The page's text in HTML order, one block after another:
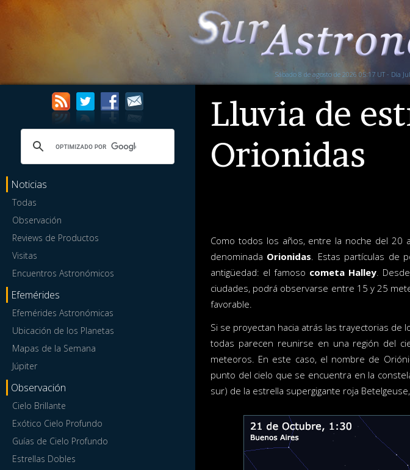
Sábado 8 de agosto de 2026 05:17 UT - Día
Noticias
Todas
Observación
Reviews de Productos
Visitas
Encuentros Astronómicos
Efemérides
Efemérides Astronómicas
Ubicación de los Planetas
Mapas de la Semana
Júpiter
Observación
Cielo Brillante
Exótico Cielo Profundo
Guías de Cielo Profundo
Estrellas Dobles
Lluvia de
Orionidas
Como todos los años, entre la noche del 20
denominada Orionidas. Estas partículas de
antigüedad: el famoso cometa Halley.
ciudades, podrá observarse entre 15 y 25
favorable.
Si se proyectan hacia atrás las trayectorias
todas parecen reunirse en una región del
meteoros. En este caso, el nombre de
punto del cielo que se encuentra en la
sur) de la estrella supergigante roja